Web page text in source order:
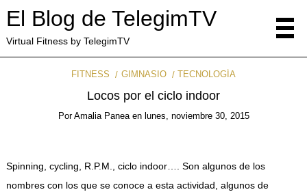
El Blog de TelegimTV
Virtual Fitness by TelegimTV
FITNESS GIMNASIO TECNOLOGÍA
Locos por el ciclo indoor
PorAmalia Panea en lunes, noviembre 30, 2015
Spinning, cycling, R.P.M., ciclo indoor…. Son algunos de los
nombres con los que se conoce a esta actividad, algunos de